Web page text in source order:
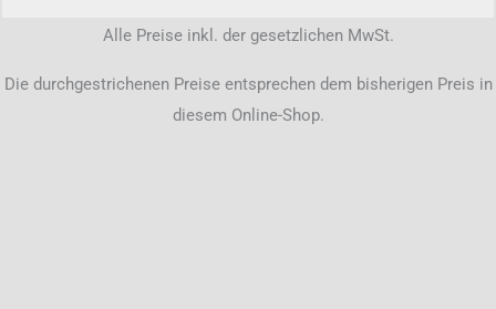
Alle Preise inkl. der gesetzlichen MwSt.
Die durchgestrichenen Preise entsprechen dem bisherigen Preis in
diesem Online-Shop.